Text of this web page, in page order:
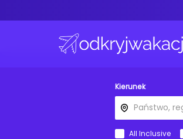
Kierunek
All Inclusive